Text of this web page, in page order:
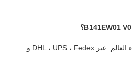
ج: يمكننا الشحن في جميع أنحاء العالم. عبر DHL ، UPS ، Fedex و